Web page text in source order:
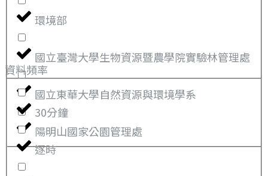
環境部
國立臺灣大學生物資源暨農學院實驗林管理處
國立東華大學自然資源與環境學系
陽明山國家公園管理處
資料頻率
30分鐘
逐時